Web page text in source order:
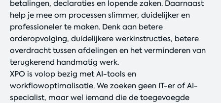
betalingen, declaraties en lopende zaken. Daarnaast
help je mee om processen slimmer, duidelijker en
professioneler te maken. Denk aan betere
orderopvolging, duidelijkere werkinstructies, betere
overdracht tussen afdelingen en het verminderen van
terugkerend handmatig werk.
XPO is volop bezig met AI-tools en
workflowoptimalisatie. We zoeken geen IT-er of AI-
specialist, maar wel iemand die de toegevoegde